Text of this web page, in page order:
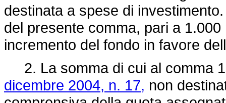
destinata a spese di
del presente comma, pari a
incremento del fondo in favore
2. La somma di cui al comma
dicembre 2004, n. 17, non